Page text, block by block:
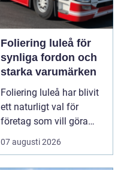
Foliering luleå för
synliga fordon och
starka varumärken
Foliering luleå har blivit
ett naturligt val för
företag som vill göra
sina fordon till tydliga
ambassadörer på
07 augusti 2026